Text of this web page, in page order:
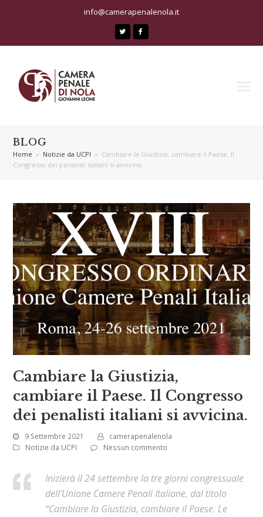
info@camerapenalenola.it
Twitter
BLOG
Home » Notizie da UCPI » Cambiare la Giustizia, cambiare il Paese. Il
Congresso dei penalisti italiani si avvicina.
Cambiare la Giustizia,
cambiare il Paese. Il Congresso
dei penalisti italiani si avvicina.
9 Settembre 2021
camerapenalenola
Notizie da UCPI
Nessun commento
Inizierà il 24 settembre la tre giorni congressuale
dell’Unione Camere Penali Italiane, dal titolo
“Cambiare la Giustizia, cambiare il Paese. Le